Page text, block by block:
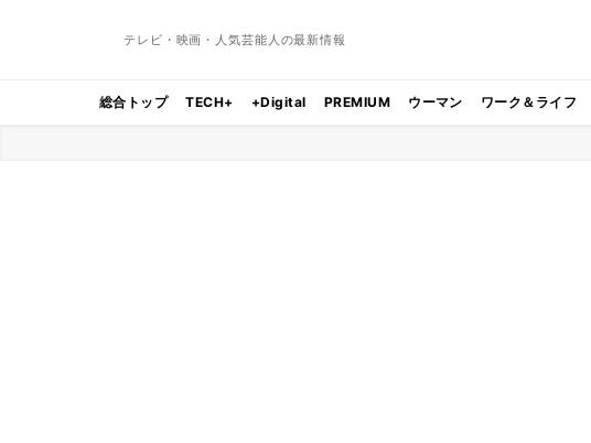
テレビ・映画・人気芸能人の最新情報
総合トップ TECH+ +Digital PREMIUM ウーマン ワーク＆ライフ